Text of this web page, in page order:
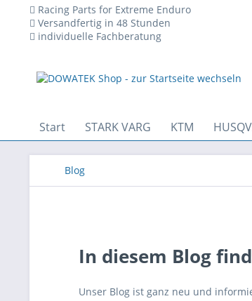
Racing Parts for Extreme Enduro
Versandfertig in 48 Stunden
individuelle Fachberatung
Start STARK VARG KTM
Blog
technischen Betrieb der Website erforderlich
In diesem Blog
Unser Blog ist ganz neu und